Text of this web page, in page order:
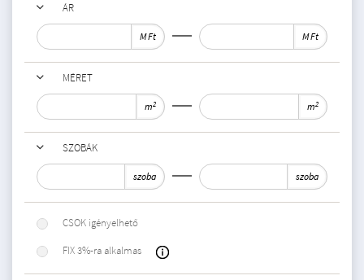
ÁR
M Ft M Ft
MÉRET
m2 m2
SZOBÁK
szoba szoba
CSOK igényelhető
FIX 3%-ra alkalmas